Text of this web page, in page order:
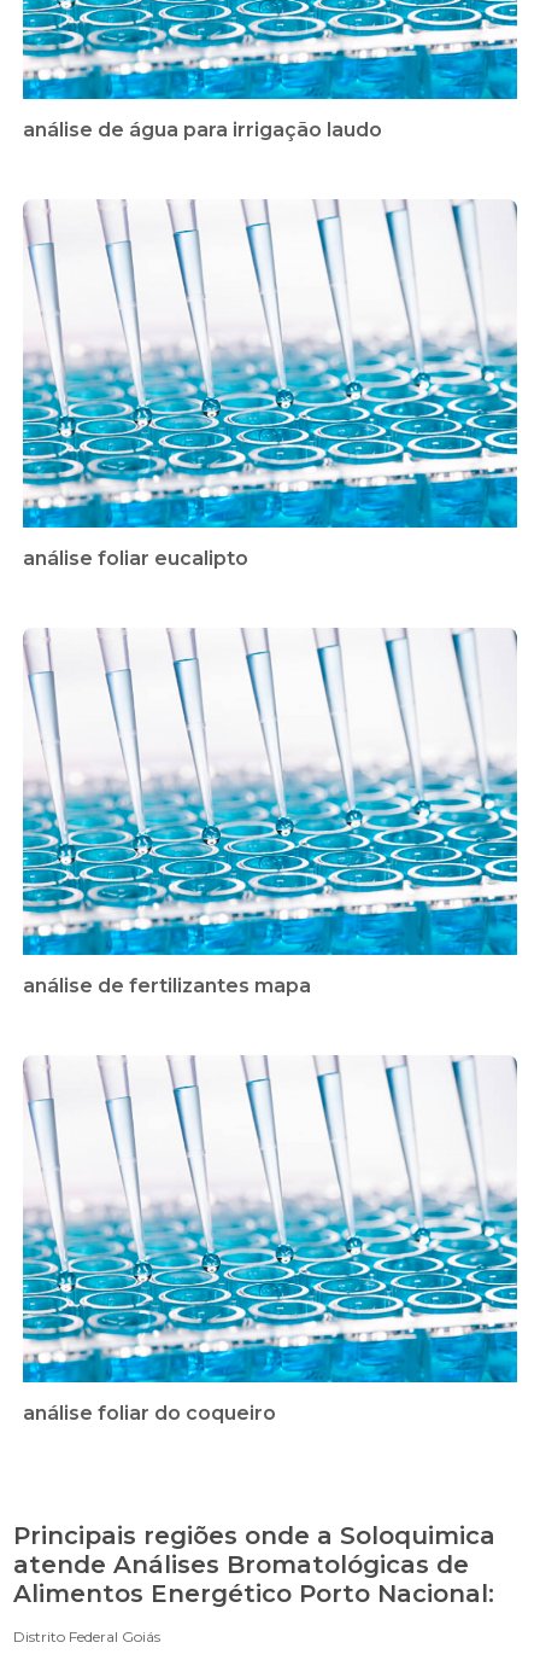
análise de água para irrigação laudo
análise foliar eucalipto
análise de fertilizantes mapa
análise foliar do coqueiro
Principais regiões onde a Soloquimica
atende Análises Bromatológicas de
Alimentos Energético Porto Nacional:
Distrito Federal Goiás